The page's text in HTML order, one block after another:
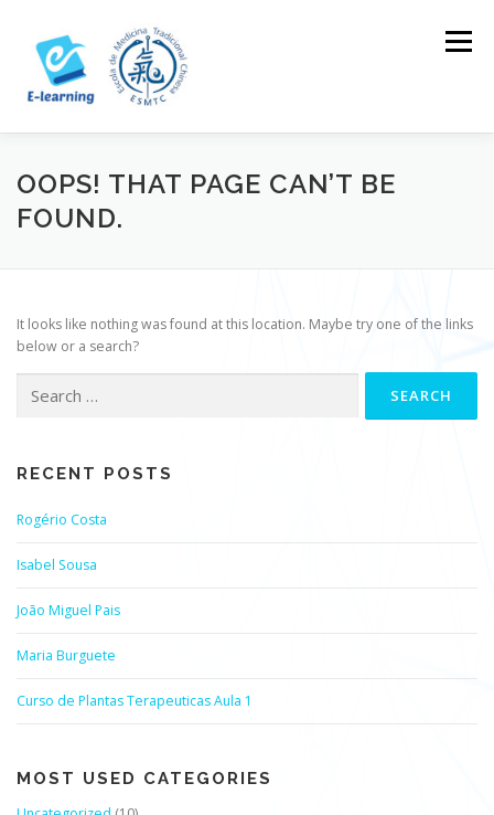
content
Menu
OOPS! THAT PAGE CAN’T BE
FOUND.
It looks like nothing was found at this location. Maybe try one of the links
below or a search?
for:
RECENT POSTS
Rogério Costa
Isabel Sousa
João Miguel Pais
Maria Burguete
Curso de Plantas Terapeuticas Aula 1
MOST USED CATEGORIES